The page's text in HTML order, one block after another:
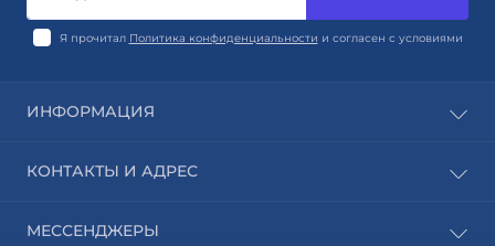
Я прочитал Политика конфиденциальности и согласен с условиями
ИНФОРМАЦИЯ
Издательства
Контакты
КОНТАКТЫ И АДРЕС
МЕССЕНДЖЕРЫ